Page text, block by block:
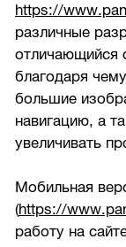
https://
различные
отличающийся
благодаря
большие
навигацию, а
увеличивать
Мобильная
(https://
работу на